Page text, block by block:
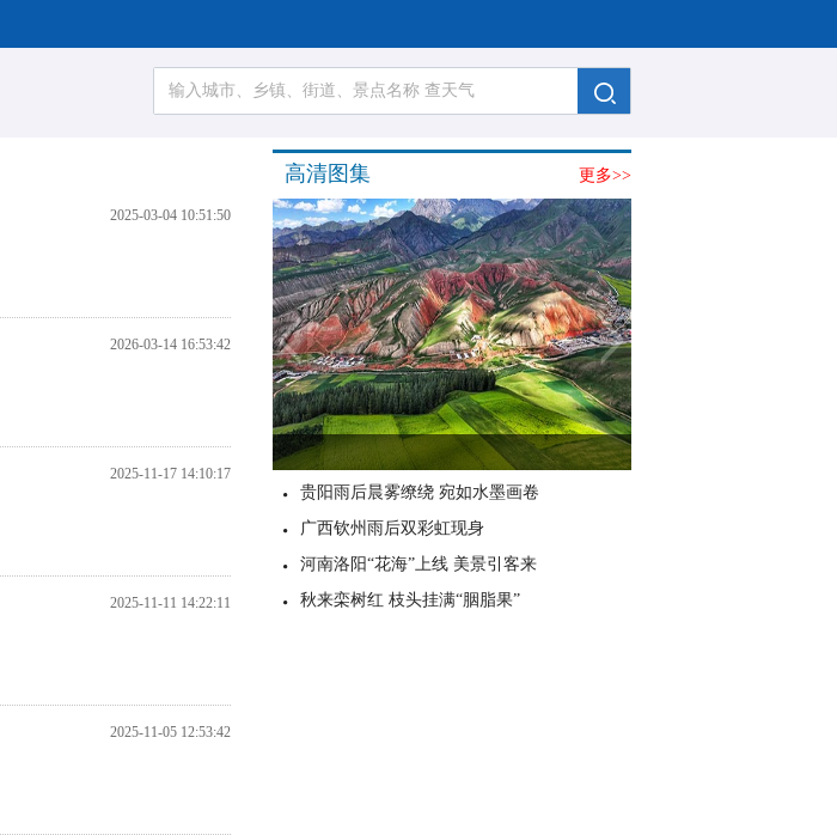
2025-03-04 10:51:50
2026-03-14 16:53:42
2025-11-17 14:10:17
2025-11-11 14:22:11
2025-11-05 12:53:42
更多>>
高清图集
贵阳雨后晨雾缭绕 宛如水墨画卷
广西钦州雨后双彩虹现身
河南洛阳“花海”上线 美景引客来
秋来栾树红 枝头挂满“胭脂果”